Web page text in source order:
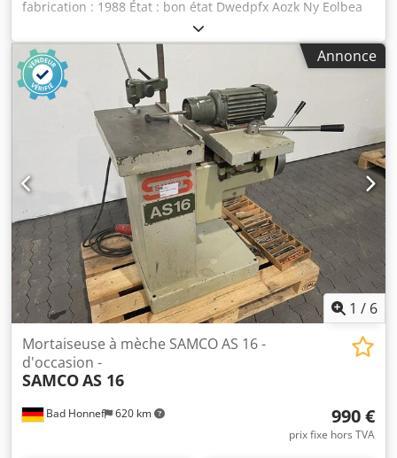
fabrication : 1988 État : bon état Dwedpfx Aozk Ny Eolbea
Équipement et caractéristiques techniques : - Longueur
des tables de travail : 1 440 mm - Largeur totale des deux
tables de travail : 710 mm - Inclinaison des tables de
travail : 0 à 30 degrés - Pression de travail : 6 bars -
Longueur de la bande abrasive : 2 170 mm - Largeur de la
bande abrasive : 150 mm - Vitesse de la bande abrasive :
10 à 20 m/s - Réglage vertical du groupe oscillant : 125 mm
- Consommation d’air : 25 NL/min - Alimentation
électrique : 400 V / 2,9 kW Poids : 490 kg Disponibilité : à
court terme Lieu de stockage : 63934 Röllbach
Annonce
1 / 6
Bad Honnef 620 km
Mortaiseuse à mèche SAMCO AS 16 -
d'occasion -
SAMCOAS 16
990 €
prix fixe hors TVA